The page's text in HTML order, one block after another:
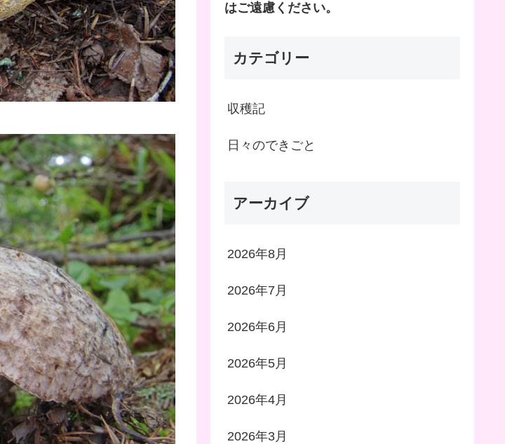
はご遠慮ください。
カテゴリー
収穫記
日々のできごと
アーカイブ
2026年8月
2026年7月
2026年6月
2026年5月
2026年4月
2026年3月